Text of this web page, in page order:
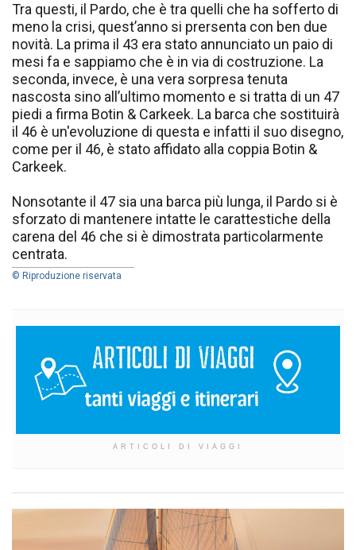
Tra questi, il Pardo, che è tra quelli che ha sofferto di
meno la crisi, quest’anno si prersenta con ben due
novità. La prima il 43 era stato annunciato un paio di
mesi fa e sappiamo che è in via di costruzione. La
seconda, invece, è una vera sorpresa tenuta
nascosta sino all’ultimo momento e si tratta di un 47
piedi a firma Botin & Carkeek. La barca che sostituirà
il 46 è un'evoluzione di questa e infatti il suo disegno,
come per il 46, è stato affidato alla coppia Botin &
Carkeek.
Nonsotante il 47 sia una barca più lunga, il Pardo si è
sforzato di mantenere intatte le carattestiche della
carena del 46 che si è dimostrata particolarmente
centrata.
© Riproduzione riservata
ARTICOLI DI VIAGGI